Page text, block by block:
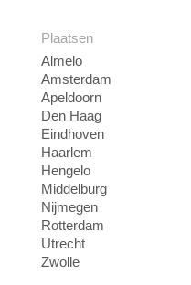
Plaatsen
Almelo
Amsterdam
Apeldoorn
Den Haag
Eindhoven
Haarlem
Hengelo
Middelburg
Nijmegen
Rotterdam
Utrecht
Zwolle